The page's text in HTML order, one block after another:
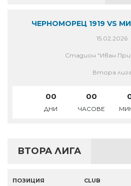
ЧЕРНОМОРЕЦ 1919 VS
15.02.2026
Стадион "Иван
Втора лига
00
ДНИ
00
ЧАСОВЕ
ВТОРА ЛИГА
ПОЗИЦИЯ CLUB